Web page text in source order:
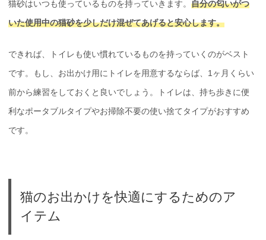
猫砂はいつも使っているものを持っていきます。自分の匂いがつ
いた使用中の猫砂を少しだけ混ぜてあげると安心します。
できれば、トイレも使い慣れているものを持っていくのがベスト
です。もし、お出かけ用にトイレを用意するならば、1ヶ月くらい
前から練習をしておくと良いでしょう。トイレは、持ち歩きに便
利なポータブルタイプやお掃除不要の使い捨てタイプがおすすめ
です。
猫のお出かけを快適にするためのア
イテム